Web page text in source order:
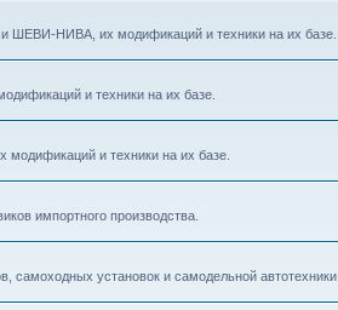
ШЕВИ-НИВА, их модификаций и техники на их базе.
и техники на их базе.
и техники на их базе.
импортного производства.
самоходных установок и самодельной автотехники.